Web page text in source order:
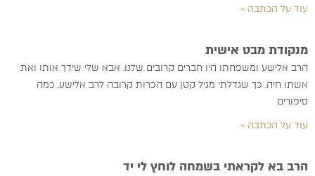
עוד על הכתבה »
מנקודת מבט אישית
הרב אלישע ומשפחתו היו חברים קרובים שלנו. אבא שלי שידך אותו ואת
אשתו חיה. כך שגדלתי מגיל קטן עם הכרות קרובה לרב אלישע. כמה
סיפורים
עוד על הכתבה »
הרב בא לקראתי בשמחה לוחץ לי יד